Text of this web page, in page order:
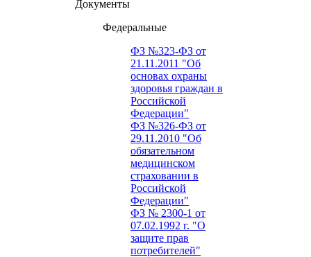
Документы
Федеральные
ФЗ №323-ФЗ от
21.11.2011 "Об
основах охраны
здоровья граждан в
Российской
Федерации"
ФЗ №326-ФЗ от
29.11.2010 "Об
обязательном
медицинском
страховании в
Российской
Федерации"
ФЗ № 2300-1 от
07.02.1992 г. "О
защите прав
потребителей"